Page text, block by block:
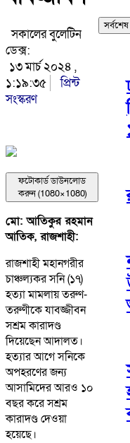
সকালের বুলেটিন
ডেক্স:
১৩ মার্চ ২০২৪ ,
১:১৯:৩৫
প্রিন্ট
সংস্করণ
ফটোকার্ড ডাউনলোড
করুন (1080×1080)
মো: আতিকুর রহমান
আতিক, রাজশাহী:
রাজশাহী মহানগরীর
চাঞ্চল্যকর সনি (১৭)
হত্যা মামলায় তরুণ-
তরুণীকে যাবজ্জীবন
সশ্রম কারাদণ্ড
দিয়েছেন আদালত।
হত্যার আগে সনিকে
অপহরণের জন্য
আসামিদের আরও ১০
বছর করে সশ্রম
কারাদণ্ড দেওয়া
হয়েছে।
সর্বশেষ